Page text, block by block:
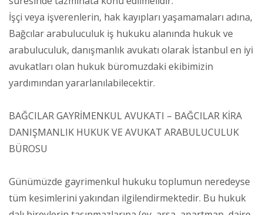
İşçi veya işverenlerin, hak kayıpları yaşamamaları adına,
Bağcılar arabuluculuk iş hukuku alanında hukuk ve
arabuluculuk, danışmanlık avukatı olarak İstanbul en iyi
avukatları olan hukuk büromuzdaki ekibimizin
yardımından yararlanılabilecektir.
BAĞCILAR GAYRİMENKUL AVUKATI – BAĞCILAR KİRA
DANIŞMANLIK HUKUK VE AVUKAT ARABULUCULUK
BÜROSU
Günümüzde gayrimenkul hukuku toplumun neredeyse
tüm kesimlerini yakından ilgilendirmektedir. Bu hukuk